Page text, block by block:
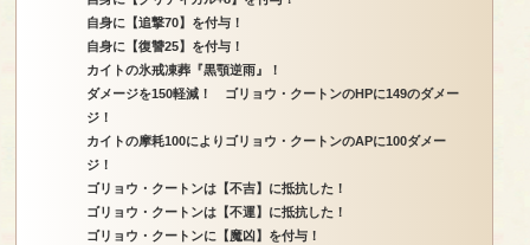
自身に【追撃70】を付与！
自身に【復讐25】を付与！
カイトの氷戒凍葬『黒顎逆雨』！
ダメージを150軽減！ ゴリョウ・クートンのHPに149のダメー
ジ！
カイトの摩耗100によりゴリョウ・クートンのAPに100ダメー
ジ！
ゴリョウ・クートンは【不吉】に抵抗した！
ゴリョウ・クートンは【不運】に抵抗した！
ゴリョウ・クートンに【魔凶】を付与！